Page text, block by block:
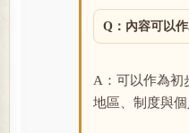
Q：內容可以
A：可以作為初
地區、制度與個